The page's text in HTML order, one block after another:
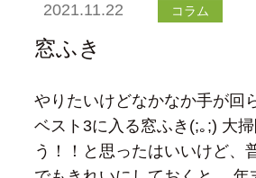
2021.11.22 コラム
窓ふき
やりたいけどなかなか手が回
ベスト3に入る窓ふき(;｡;) 大
う！！と思ったはいいけど、